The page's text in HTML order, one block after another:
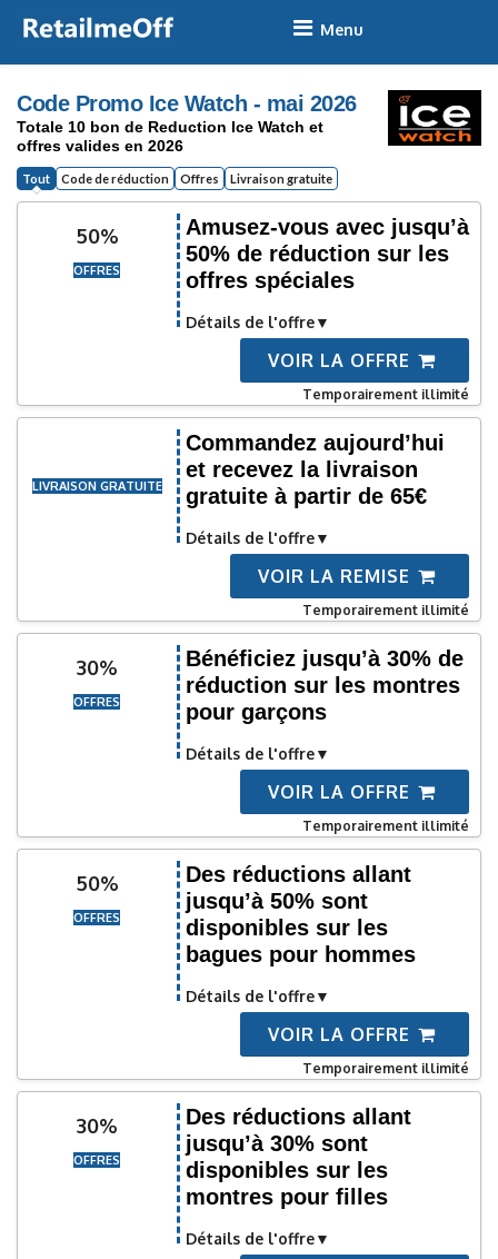
Skip
content
Code Promo Ice Watch - mai 2026
Totale 10 bon de Reduction Ice Watch et
offres valides en 2026
Tout Code de réduction Offres Livraison gratuite
50%
OFFRES
Amusez-vous avec jusqu’à
50% de réduction sur les
offres spéciales
Détails de l'offre
VOIR LA OFFRE
Temporairement illimité
LIVRAISON GRATUITE
Commandez aujourd’hui
et recevez la livraison
gratuite à partir de 65€
Détails de l'offre
VOIR LA REMISE
Temporairement illimité
30%
OFFRES
Bénéficiez jusqu’à 30% de
réduction sur les montres
pour garçons
Détails de l'offre
VOIR LA OFFRE
Temporairement illimité
50%
OFFRES
Des réductions allant
jusqu’à 50% sont
disponibles sur les
bagues pour hommes
Détails de l'offre
VOIR LA OFFRE
Temporairement illimité
30%
OFFRES
Des réductions allant
jusqu’à 30% sont
disponibles sur les
montres pour filles
Détails de l'offre